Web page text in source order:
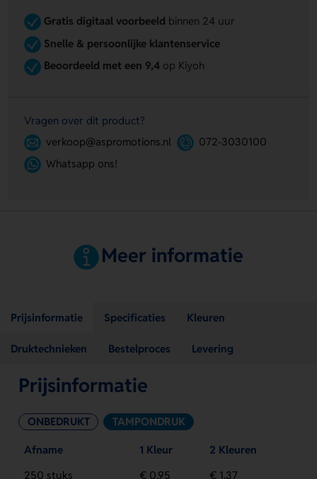
Gratis digitaal voorbeeld binnen 24 uur
Snelle & persoonlijke klantenservice
Beoordeeld met een 9,4op Kiyoh
Vragen over dit product?
verkoop@aspromotions.nl
072-3030100
Whatsapp ons!
Meer informatie
Prijsinformatie Specificaties Kleuren
Druktechnieken Bestelproces Levering
Prijsinformatie
ONBEDRUKT TAMPONDRUK
Afname 1 Kleur
2 Kleuren
250 stuks
€ 0,95 € 1,37